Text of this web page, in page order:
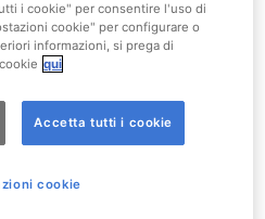
al Parco a un prezzo
Abbonamenti 2025!
Biglietti a Data Aperta!
2 dicembre 2024.
i cookie" per consentire l'uso di
cookie" per configurare o
informazioni, si prega di
qui
Accetta tutti i cookie
cookie